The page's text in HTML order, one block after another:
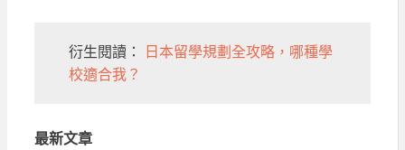
衍生閱讀： 日本留學規劃全攻略，哪種學
校適合我？
最新文章